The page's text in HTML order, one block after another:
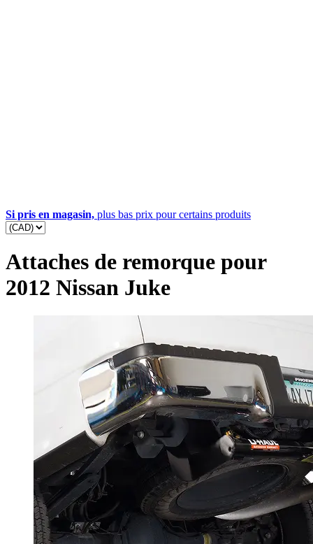
Si pris en magasin, plus bas prix pour certains produits
Attaches de remorque pour
2012 Nissan Juke